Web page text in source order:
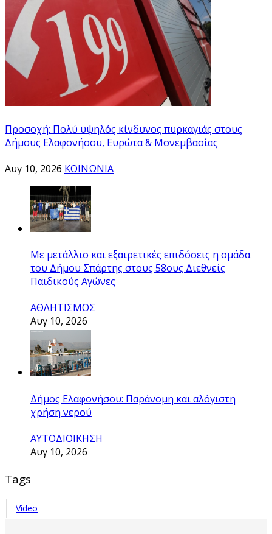
Προσοχή: Πολύ υψηλός κίνδυνος πυρκαγιάς στους
Δήμους Ελαφονήσου, Ευρώτα & Μονεμβασίας
Αυγ 10, 2026 ΚΟΙΝΩΝΙΑ
Με μετάλλιο και εξαιρετικές επιδόσεις η ομάδα
του Δήμου Σπάρτης στους 58ους Διεθνείς
Παιδικούς Αγώνες
ΑΘΛΗΤΙΣΜΟΣ
Αυγ 10, 2026
Δήμος Ελαφονήσου: Παράνομη και αλόγιστη
χρήση νερού
ΑΥΤΟΔΙΟΙΚΗΣΗ
Αυγ 10, 2026
Tags
Video